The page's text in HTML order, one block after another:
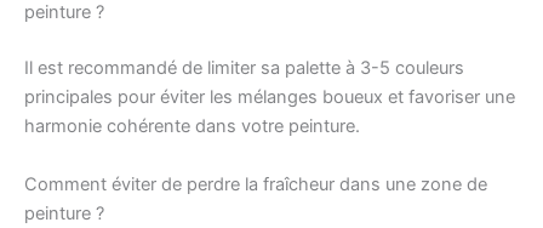
peinture ?
Il est recommandé de limiter sa palette à 3-5 couleurs
principales pour éviter les mélanges boueux et favoriser une
harmonie cohérente dans votre peinture.
Comment éviter de perdre la fraîcheur dans une zone de
peinture ?